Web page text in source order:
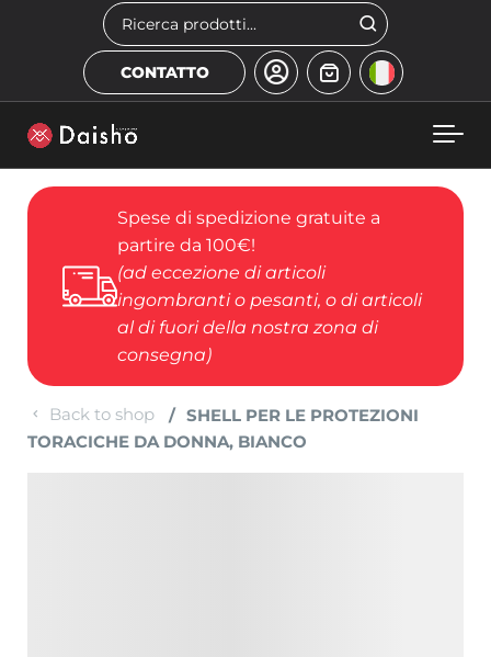
Skip to main content Cerca
CONTATTO
Spese di spedizione gratuite a
partire da 100€!
(ad eccezione di articoli
ingombranti o pesanti, o di articoli
al di fuori della nostra zona di
consegna)
Back to shop
SHELL PER LE PROTEZIONI
TORACICHE DA DONNA, BIANCO